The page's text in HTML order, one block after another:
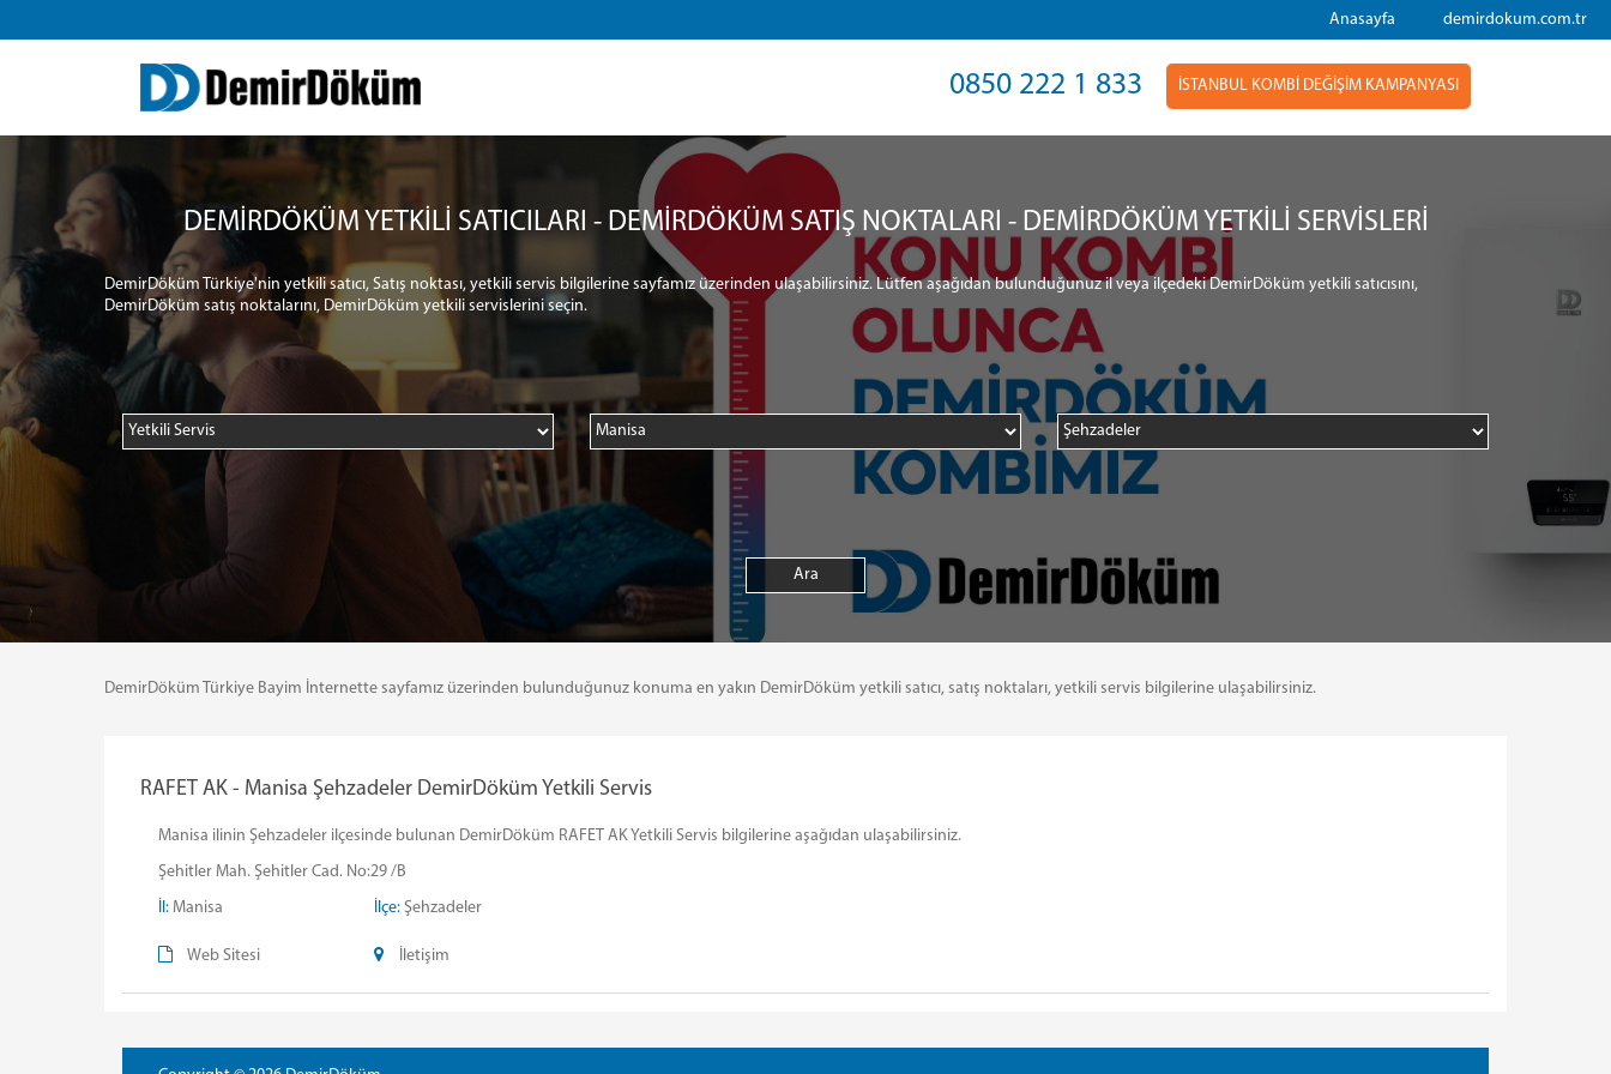
demirdokum.com.tr
Anasayfa
İSTANBUL KOMBİ DEĞİŞİM KAMPANYASI
0850 222 1 833
DEMİRDÖKÜM YETKİLİ SATICILARI - DEMİRDÖKÜM SATIŞ NOKTALARI - DEMİRDÖKÜM YETKİLİ SERVİSLERİ
DemirDöküm Türkiye'nin yetkili satıcı, Satış noktası, yetkili servis bilgilerine sayfamız üzerinden ulaşabilirsiniz. Lütfen aşağıdan bulunduğunuz il veya ilçedeki DemirDöküm yetkili satıcısını,
DemirDöküm satış noktalarını, DemirDöküm yetkili servislerini seçin.
DemirDöküm Türkiye Bayim İnternette sayfamız üzerinden bulunduğunuz konuma en yakın DemirDöküm yetkili satıcı, satış noktaları, yetkili servis bilgilerine ulaşabilirsiniz.
RAFET AK - Manisa Şehzadeler DemirDöküm Yetkili Servis
Manisa ilinin Şehzadeler ilçesinde bulunan DemirDöküm RAFET AK Yetkili Servis bilgilerine aşağıdan ulaşabilirsiniz.
Şehitler Mah. Şehitler Cad. No:29 /B
İl: Manisa İlçe: Şehzadeler
Web Sitesi İletişim